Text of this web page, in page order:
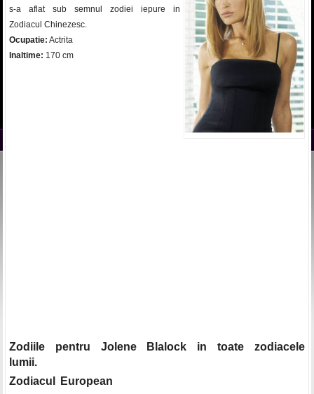
s-a aflat sub semnul zodiei iepure in
Zodiacul Chinezesc.
Ocupatie: Actrita
Inaltime: 170 cm
Zodiile pentru Jolene Blalock in toate zodiacele
lumii.
Zodiacul European